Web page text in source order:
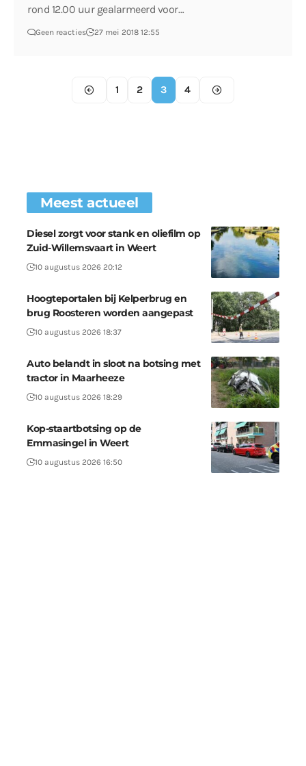
rond 12.00 uur gealarmeerd voor…
Geen reacties 27 mei 2018 12:55
1 2 3 4
Meest actueel
Diesel zorgt voor stank en oliefilm op
Zuid-Willemsvaart in Weert
10 augustus 2026 20:12
Hoogteportalen bij Kelperbrug en
brug Roosteren worden aangepast
10 augustus 2026 18:37
Auto belandt in sloot na botsing met
tractor in Maarheeze
10 augustus 2026 18:29
Kop-staartbotsing op de
Emmasingel in Weert
10 augustus 2026 16:50